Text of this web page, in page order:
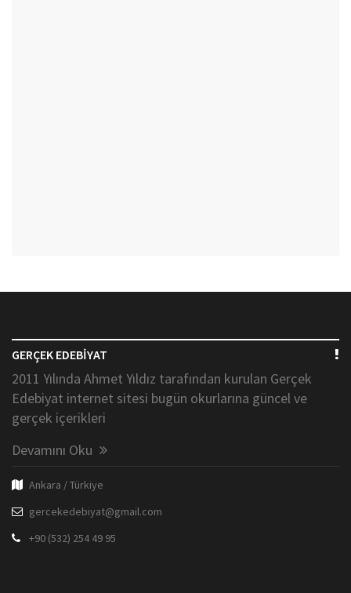
GERÇEK EDEBİYAT
2011 Yılında Ahmet Yıldız tarafından kurulan Gerçek
Edebiyat internet sitesi bugün okurlarına güncel ve
gerçek içerikleri
Devamını Oku
Ankara / Türkiye
gercekedebiyat@gmail.com
+90 (532) 254 49 95